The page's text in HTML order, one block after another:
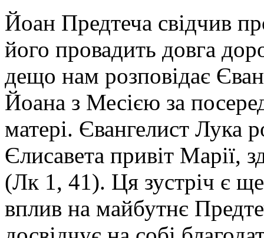
Йоан Предтеча свідчив
його провадить довга
дещо нам розповідає
Йоана з Месією за
матері. Євангелист Лука
Єлисавета привіт Марії,
(Лк 1, 41). Ця зустріч є
вплив на майбутнє